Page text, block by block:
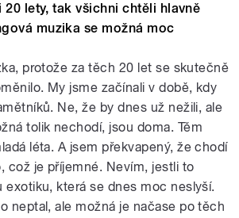
lety, tak všichni chtěli hlavně
muzika se možná moc
protože za těch 20 let se skutečně
My jsme začínali v době, kdy
Ne, že by dnes už nežili, ale
tolik nechodí, jsou doma. Těm
léta. A jsem překvapený, že chodí
což je příjemné. Nevím, jestli to
exotiku, která se dnes moc neslyší.
neptal, ale možná je načase po těch